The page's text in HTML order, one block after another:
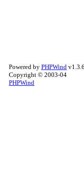
Powered by PHPWind v1.3.6
Copyright © 2003-04
PHPWind